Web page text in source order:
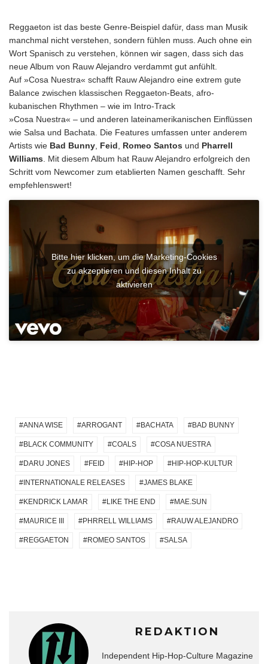
Reggaeton ist das beste Genre-Beispiel dafür, dass man Musik
manchmal nicht verstehen, sondern fühlen muss. Auch ohne ein
Wort Spanisch zu verstehen, können wir sagen, dass sich das
neue Album von Rauw Alejandro verdammt gut anfühlt.
Auf »Cosa Nuestra« schafft Rauw Alejandro eine extrem gute
Balance zwischen klassischen Reggaeton-Beats, afro-
kubanischen Rhythmen – wie im Intro-Track
»Cosa Nuestra« – und anderen lateinamerikanischen Einflüssen
wie Salsa und Bachata. Die Features umfassen unter anderem
Artists wie Bad Bunny Feid Romeo Santos und Pharrell
Williams . Mit diesem Album hat Rauw Alejandro erfolgreich den
Schritt vom Newcomer zum etablierten Namen geschafft. Sehr
empfehlenswert!
Bitte hier klicken, um die Marketing-Cookies
zu akzeptieren und diesen Inhalt zu
aktivieren
ANNA WISE ARROGANT BACHATA BAD BUNNY
BLACK COMMUNITY COALS COSA NUESTRA
DARU JONES FEID HIP-HOP HIP-HOP-KULTUR
INTERNATIONALE RELEASES JAMES BLAKE
KENDRICK LAMAR LIKE THE END MAE.SUN
MAURICE III PHRRELL WILLIAMS RAUW ALEJANDRO
REGGAETON ROMEO SANTOS SALSA
REDAKTION
Independent Hip-Hop-Culture Magazine